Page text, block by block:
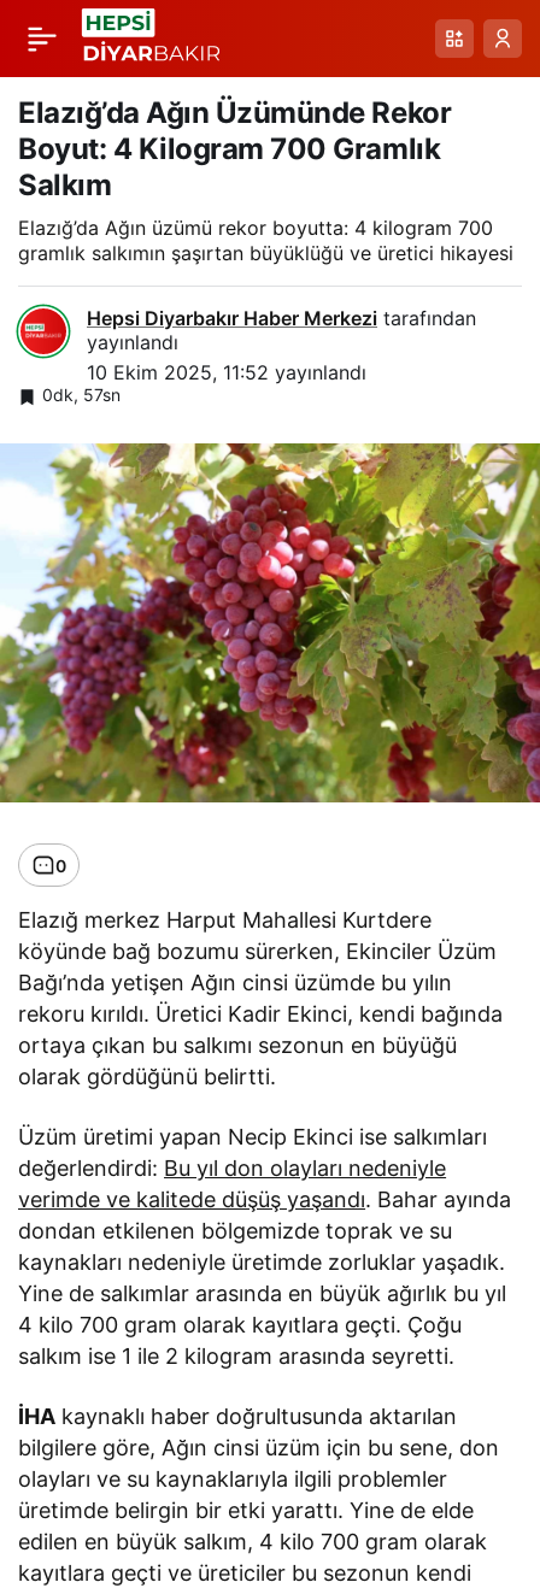
Elazığ’da Ağın Üzümünde Rekor
Boyut: 4 Kilogram 700 Gramlık
Salkım
Elazığ’da Ağın üzümü rekor boyutta: 4 kilogram 700
gramlık salkımın şaşırtan büyüklüğü ve üretici hikayesi
Hepsi Diyarbakır Haber Merkezi tarafından
yayınlandı
10 Ekim 2025, 11:52 yayınlandı
0dk, 57sn
0
Elazığ merkez Harput Mahallesi Kurtdere
köyünde bağ bozumu sürerken, Ekinciler Üzüm
Bağı’nda yetişen Ağın cinsi üzümde bu yılın
rekoru kırıldı. Üretici Kadir Ekinci, kendi bağında
ortaya çıkan bu salkımı sezonun en büyüğü
olarak gördüğünü belirtti.
Üzüm üretimi yapan Necip Ekinci ise salkımları
değerlendirdi: Bu yıl don olayları nedeniyle
verimde ve kalitede düşüş yaşandı. Bahar ayında
dondan etkilenen bölgemizde toprak ve su
kaynakları nedeniyle üretimde zorluklar yaşadık.
Yine de salkımlar arasında en büyük ağırlık bu yıl
4 kilo 700 gram olarak kayıtlara geçti. Çoğu
salkım ise 1 ile 2 kilogram arasında seyretti.
İHA kaynaklı haber doğrultusunda aktarılan
bilgilere göre, Ağın cinsi üzüm için bu sene, don
olayları ve su kaynaklarıyla ilgili problemler
üretimde belirgin bir etki yarattı. Yine de elde
edilen en büyük salkım, 4 kilo 700 gram olarak
kayıtlara geçti ve üreticiler bu sezonun kendi
Palandöken
Zirvesi Sıcaklığın
Düşüşü ve Kar Yağışı:
Erzurum Gündemi
Paylaş